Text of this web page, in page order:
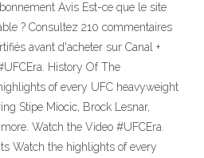
Avis Est-ce que le site
? Consultez 210 commentaires
avant d'acheter sur Canal +
History Of The
of every UFC heavyweight
Stipe Miocic, Brock Lesnar,
Watch the Video #UFCEra.
Watch the highlights of every